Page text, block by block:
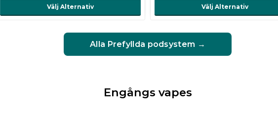
Välj Alternativ Välj Alternativ
Alla Prefyllda podsystem →
Engångs vapes